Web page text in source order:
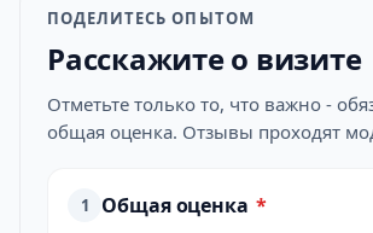
ПОДЕЛИТЕСЬ ОПЫТОМ
Расскажите о визите
Отметьте только то, что важно -
общая оценка. Отзывы проходят
1 Общая оценка *